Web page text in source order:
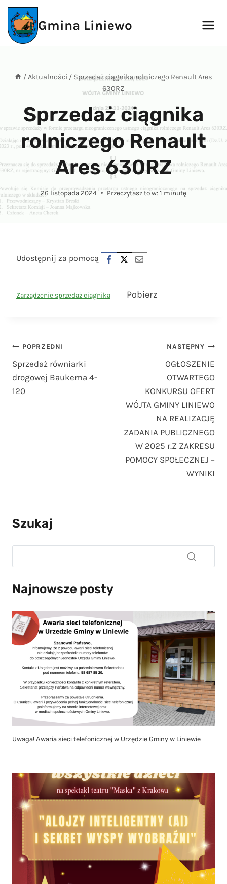
Przejdź
treści
Gmina Liniewo
/Aktualności / Sprzedaż ciągnika rolniczego Renault Ares
630RZ
Sprzedaż ciągnika
rolniczego Renault
Ares 630RZ
26 listopada 2024 Przeczytasz to w: 1 minutę
Udostępnij za pomocą
Zarządzenie sprzedaż ciągnika Pobierz
Nawigacja
wpisu
POPRZEDNI
Sprzedaż równiarki
drogowej Baukema 4-
120
NASTĘPNY
OGŁOSZENIE
OTWARTEGO
KONKURSU OFERT
WÓJTA GMINY LINIEWO
NA REALIZACJĘ
ZADANIA PUBLICZNEGO
W 2025 r.Z ZAKRESU
POMOCY SPOŁECZNEJ –
WYNIKI
Szukaj
Najnowsze posty
Uwaga! Awaria sieci telefonicznej w Urzędzie Gminy w Liniewie